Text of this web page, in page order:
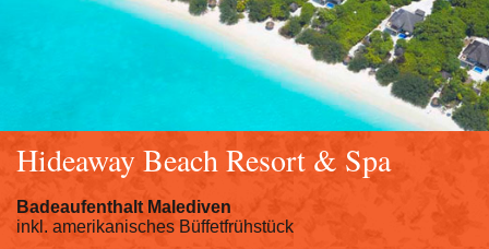
Hideaway Beach Resort & Spa
Badeaufenthalt Malediven
inkl. amerikanisches Büffetfrühstück